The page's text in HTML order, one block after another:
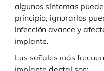
algunos síntomas
principio, ignorarlos
infección avance y
implante.
Las señales más